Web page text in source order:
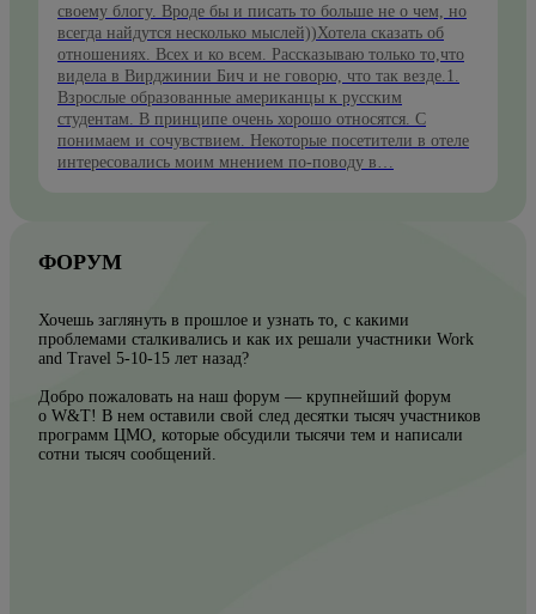
своему блогу. Вроде бы и писать то больше не о чем, но
всегда найдутся несколько мыслей))Хотела сказать об
отношениях. Всех и ко всем. Рассказываю только то,что
видела в Вирджинии Бич и не говорю, что так везде.1.
Взрослые образованные американцы к русским
студентам. В принципе очень хорошо относятся. С
понимаем и сочувствием. Некоторые посетители в отеле
интересовались моим мнением по-поводу в…
ФОРУМ
Хочешь заглянуть в прошлое и узнать то, с какими
проблемами сталкивались и как их решали участники Work
and Travel 5-10-15 лет назад?
Добро пожаловать на наш форум — крупнейший форум
о W&T! В нем оставили свой след десятки тысяч участников
программ ЦМО, которые обсудили тысячи тем и написали
сотни тысяч сообщений.